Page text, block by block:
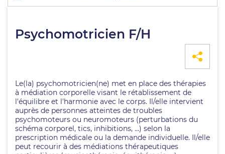
Psychomotricien F/H
Le(la) psychomotricien(ne) met en place des thérapies
à médiation corporelle visant le rétablissement de
l'équilibre et l'harmonie avec le corps. Il/elle intervient
auprès de personnes atteintes de troubles
psychomoteurs ou neuromoteurs (perturbations du
schéma corporel, tics, inhibitions, ...) selon la
prescription médicale ou la demande individuelle. Il/elle
peut recourir à des médiations thérapeutiques